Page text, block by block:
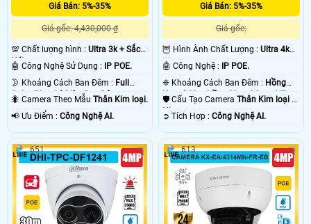
Giá Bán: 5%-35%
Giá gốc: 4,430,000 ₫
💯 Chất lượng hình : Ultra 3k + Sắc
Nét .
🤖️ Công Nghệ Sử Dụng :
IP POE.
🌛 Khoảng Cách Ban Đêm : Full
Color 50m Có Màu Ban Ðêm.
🐜 Camera Theo Mẫu Thân Kim loại.
️📢 Ưu Điểm : Công Nghệ AI.
Giá Bán: 5%-35%
Giá gốc:
🦉 Hình Ành Chất Lượng :Ultra 4k
👍🏾 .
🤖️ Công Nghệ :
IP POE.
❈ Khoảng Cách Ban Đêm : Hồng
Ngoại 60m Hồng Ngoại Smart IR.
🛡 Cấu Tạo CameraThân Kim loại +
Nhựa.
️➲ Tích Hợp :Công Nghệ AI.
651 613